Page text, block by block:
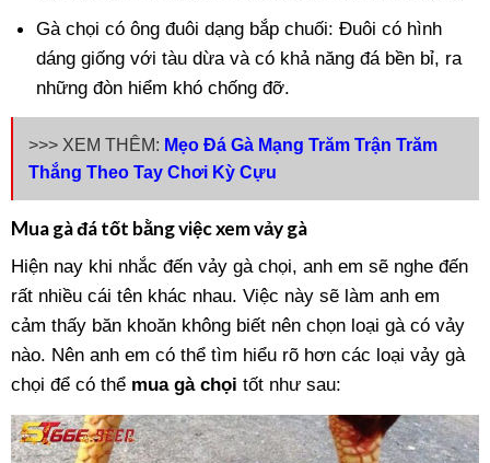
Gà chọi có ông đuôi dạng bắp chuối: Đuôi có hình
dáng giống với tàu dừa và có khả năng đá bền bỉ, ra
những đòn hiểm khó chống đỡ.
>>> XEM THÊM: Mẹo Đá Gà Mạng Trăm Trận Trăm
Thắng Theo Tay Chơi Kỳ Cựu
Mua gà đá tốt bằng việc xem vảy gà
Hiện nay khi nhắc đến vảy gà chọi, anh em sẽ nghe đến
rất nhiều cái tên khác nhau. Việc này sẽ làm anh em
cảm thấy băn khoăn không biết nên chọn loại gà có vảy
nào. Nên anh em có thể tìm hiểu rõ hơn các loại vảy gà
chọi để có thể mua gà chọi tốt như sau: